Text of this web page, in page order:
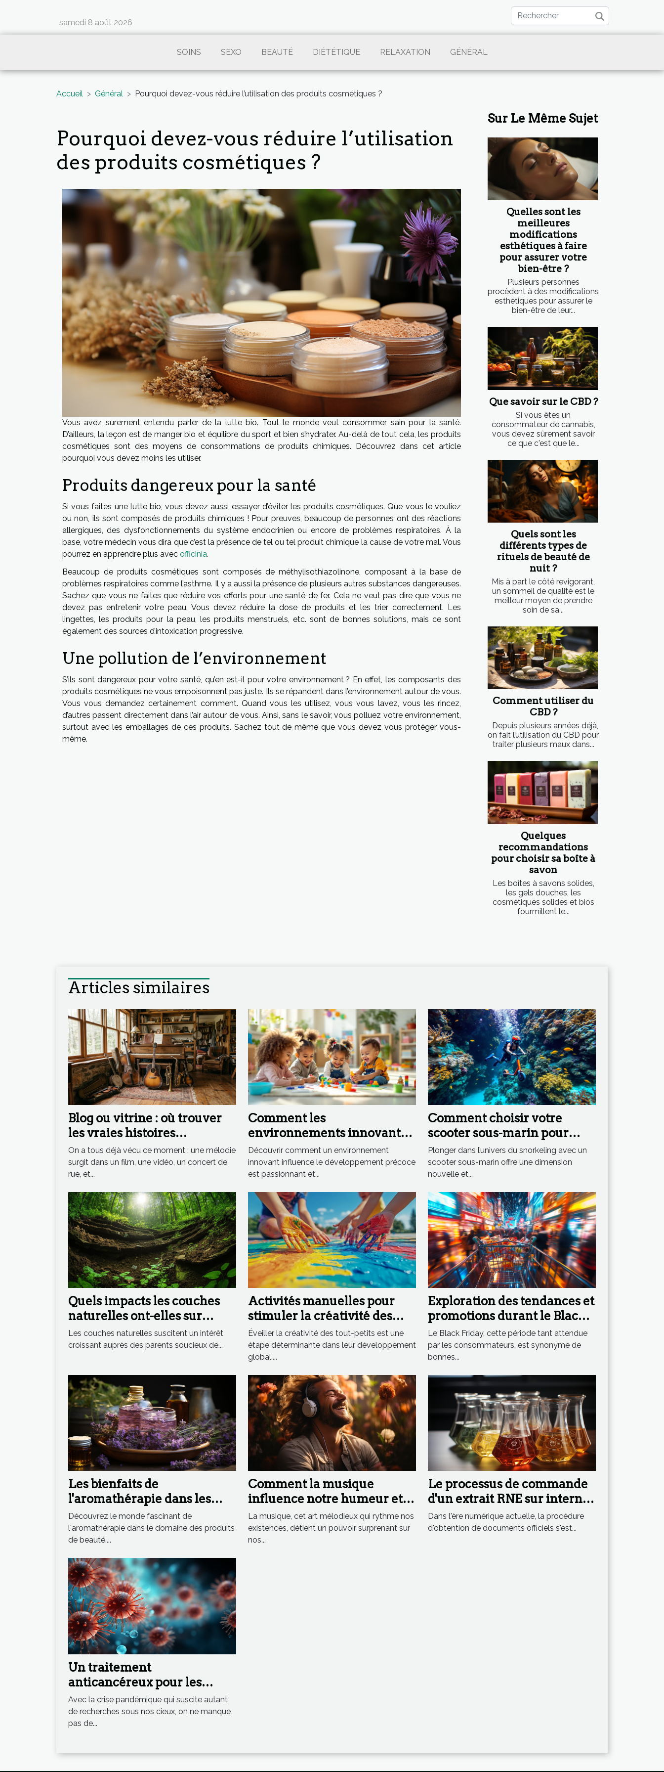
samedi 8 août 2026
SOINS SEXO BEAUTÉ DIÉTÉTIQUE RELAXATION GÉNÉRAL
Accueil Général Pourquoi devez-vous réduire l’utilisation des produits cosmétiques ?
Pourquoi devez-vous réduire l’utilisation
des produits cosmétiques ?
Vous avez surement entendu parler de la lutte bio. Tout le monde veut consommer sain pour la santé.
D’ailleurs, la leçon est de manger bio et équilibre du sport et bien s’hydrater. Au-delà de tout cela, les produits
cosmétiques sont des moyens de consommations de produits chimiques. Découvrez dans cet article
pourquoi vous devez moins les utiliser.
Produits dangereux pour la santé
Si vous faites une lutte bio, vous devez aussi essayer d’éviter les produits cosmétiques. Que vous le vouliez
ou non, ils sont composés de produits chimiques ! Pour preuves, beaucoup de personnes ont des réactions
allergiques, des dysfonctionnements du système endocrinien ou encore de problèmes respiratoires. À la
base, votre médecin vous dira que c’est la présence de tel ou tel produit chimique la cause de votre mal. Vous
pourrez en apprendre plus avec officinia.
Beaucoup de produits cosmétiques sont composés de méthylisothiazolinone, composant à la base de
problèmes respiratoires comme l’asthme. Il y a aussi la présence de plusieurs autres substances dangereuses.
Sachez que vous ne faites que réduire vos efforts pour une santé de fer. Cela ne veut pas dire que vous ne
devez pas entretenir votre peau. Vous devez réduire la dose de produits et les trier correctement. Les
lingettes, les produits pour la peau, les produits menstruels, etc. sont de bonnes solutions, mais ce sont
également des sources d’intoxication progressive.
Une pollution de l’environnement
S’ils sont dangereux pour votre santé, qu’en est-il pour votre environnement ? En effet, les composants des
produits cosmétiques ne vous empoisonnent pas juste. Ils se répandent dans l’environnement autour de vous.
Vous vous demandez certainement comment. Quand vous les utilisez, vous vous lavez, vous les rincez,
d’autres passent directement dans l’air autour de vous. Ainsi, sans le savoir, vous polluez votre environnement,
surtout avec les emballages de ces produits. Sachez tout de même que vous devez vous protéger vous-
même.
Sur Le Même Sujet
Quelles sont les
meilleures
modifications
esthétiques à faire
pour assurer votre
bien-être ?
Plusieurs personnes
procèdent à des modifications
esthétiques pour assurer le
bien-être de leur...
Que savoir sur le CBD ?
Si vous êtes un
consommateur de cannabis,
vous devez sûrement savoir
ce que c'est que le...
Quels sont les
différents types de
rituels de beauté de
nuit ?
Mis à part le côté revigorant,
un sommeil de qualité est le
meilleur moyen de prendre
soin de sa...
Comment utiliser du
CBD ?
Depuis plusieurs années déjà,
on fait l’utilisation du CBD pour
traiter plusieurs maux dans...
Quelques
recommandations
pour choisir sa boîte à
savon
Les boîtes à savons solides,
les gels douches, les
cosmétiques solides et bios
fourmillent le...
Articles similaires
Blog ou vitrine : où trouver
les vraies histoires
d’instruments qui inspirent
On a tous déjà vécu ce moment : une mélodie
surgit dans un film, une vidéo, un concert de
rue, et...
Comment les
environnements innovants
stimulent le développement
précoce ?
Découvrir comment un environnement
innovant influence le développement précoce
est passionnant et...
Comment choisir votre
scooter sous-marin pour
maximiser votre expérience
en snorkeling ?
Plonger dans l’univers du snorkeling avec un
scooter sous-marin offre une dimension
nouvelle et...
Quels impacts les couches
naturelles ont-elles sur
l'environnement ?
Les couches naturelles suscitent un intérêt
croissant auprès des parents soucieux de...
Activités manuelles pour
stimuler la créativité des
tout-petits
Éveiller la créativité des tout-petits est une
étape déterminante dans leur développement
global....
Exploration des tendances et
promotions durant le Black
Friday
Le Black Friday, cette période tant attendue
par les consommateurs, est synonyme de
bonnes...
Les bienfaits de
l'aromathérapie dans les
produits de beauté
Découvrez le monde fascinant de
l'aromathérapie dans le domaine des produits
de beauté....
Comment la musique
influence notre humeur et
notre bien-être
La musique, cet art mélodieux qui rythme nos
existences, détient un pouvoir surprenant sur
nos...
Le processus de commande
d'un extrait RNE sur internet
: étape par étape
Dans l'ère numérique actuelle, la procédure
d'obtention de documents officiels s'est...
Un traitement
anticancéreux pour les
formes graves de
Coronavirus ?
Avec la crise pandémique qui suscite autant
de recherches sous nos cieux, on ne manque
pas de...